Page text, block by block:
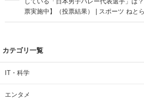
票実施中】（投票結果） | スポーツ ねと
カテゴリ一覧
IT・科学
エンタメ